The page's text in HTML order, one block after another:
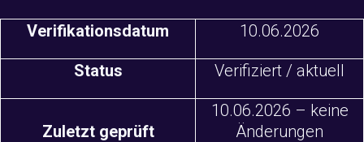
Verifikationsdatum 10.06.2026
Status Verifiziert / aktuell
Zuletzt geprüft
10.06.2026 – keine
Änderungen